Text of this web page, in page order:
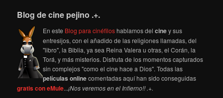
Blog de cine pejino .+.
En este Blog para cinéfiloshablamos delciney sus
entresijos, con el añadido de las religiones llamadas, del
"libro", la Biblia, ya sea Reina Valera u otras, el Corán, la
Torá, y más misterios. Disfruta de los momentos capturados
sin complejos "como el cine hace a Dios". Todas las
películas onlinecomentadas aquí han sido conseguidas
gratis con eMule...¡Nos veremos en el Infierno!! .+.